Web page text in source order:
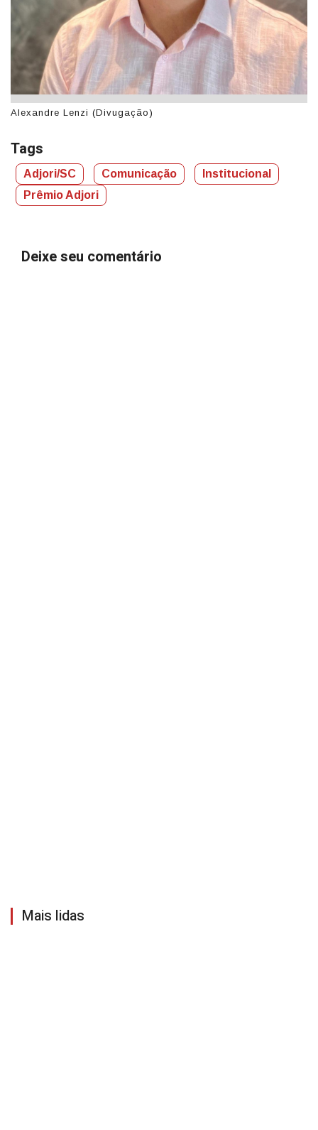
Alexandre Lenzi (Divugação)
Tags
Adjori/SC Comunicação
Institucional
Prêmio Adjori
Deixe seu comentário
Mais lidas